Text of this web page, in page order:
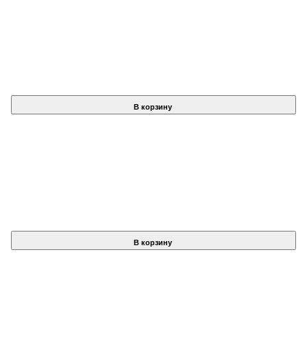
В корзину
В корзину